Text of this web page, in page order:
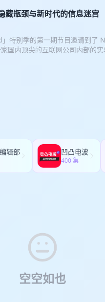
它超越了工具属性的品牌内核
些真正有价值的思考。它不仅在
： 00:00:00 开场与嘉宾介绍
群与公民科学 01:03:30 人们为
01:40:29 对自然的误解与感悟
地是一个视频播客，由汉洋和重
台搜索 蜉蝣天地 Meanders 订
藏瓶颈与新时代的信息迷宫
」特别季的第一期节目邀请到了
国内顶尖的互联网公司内部的
术的底层，那种将语义转化为
关的榜单中都拿到过很多次
价值的思考。它不仅在记录声音
开场与嘉宾介绍 00:03:35
模型是怎么来的 00:46:33 为何
级知识库的想象 01:41:53 AI 时
辑部 凹凸电波
400 集
空空如也